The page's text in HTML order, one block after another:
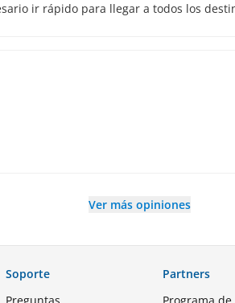
ir rápido para llegar a todos los
Ver más opiniones
Soporte
Partners